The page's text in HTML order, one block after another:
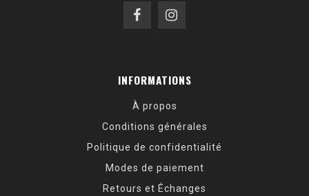
INFORMATIONS
À propos
Conditions générales
Politique de confidentialité
Modes de paiement
Retours et Échanges